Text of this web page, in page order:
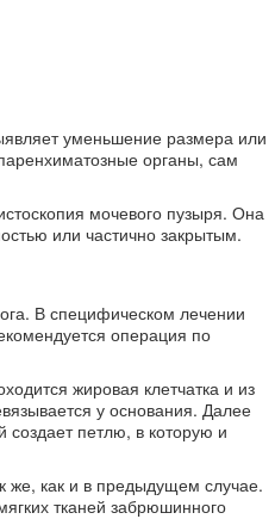
уменьшение размера или
органы, сам
мочевого пузыря. Она
или частично закрытым.
В специфическом лечении
операция по
жировая клетчатка и из
у основания. Далее
создает петлю, в которую и
же, как и в предыдущем случае.
тканей забрюшинного